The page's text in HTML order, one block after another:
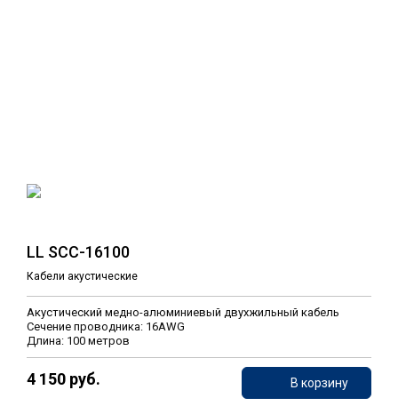
LL SCC-16100
Кабели акустические
Акустический медно-алюминиевый двухжильный кабель
Сечение проводника: 16AWG
Длина: 100 метров
4 150 руб. В корзину